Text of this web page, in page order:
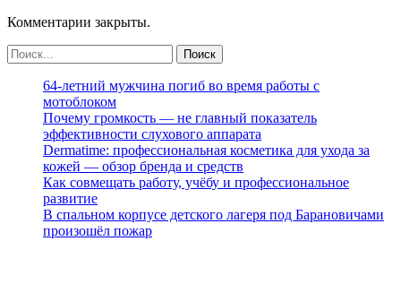
Комментарии закрыты.
64-летний мужчина погиб во время работы с
мотоблоком
Почему громкость — не главный показатель
эффективности слухового аппарата
Dermatime: профессиональная косметика для ухода за
кожей — обзор бренда и средств
Как совмещать работу, учёбу и профессиональное
развитие
В спальном корпусе детского лагеря под Барановичами
произошёл пожар